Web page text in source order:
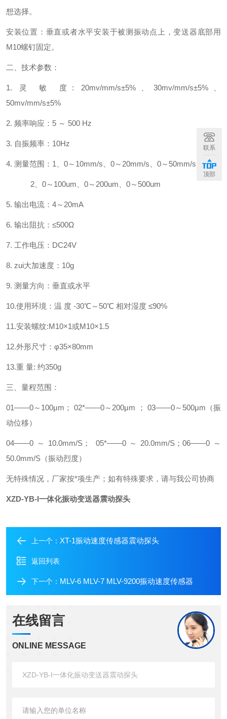
想选择。
安装位置：垂直或者水平安装于被测振动点上，变送器底部用
M10螺钉固定。
二、技术参数：
1. 灵 敏 度 : 20mv/mm/s±5%、 30mv/mm/s±5%、
50mv/mm/s±5%
2. 频率响应： 5 ～ 500 Hz
3. 自振频率： 10Hz
4. 测量范围： 1 0～ 10mm/s 0～ 20mm/s 0～ 50mm/s
2 0～ 100um 0～ 200um 0～ 500um
5. 输出电流： 4～ 20mA
6. 输出阻抗：≤500Ω
7. 工作电压： DC24V
8. zui大加速度： 10g
9. 测量方向：垂直或水平
10.使用环境：温 度 -30℃～ 50℃ 相对湿度 ≤90%
11.安装螺纹:M10×1或M10×1.5
12.外形尺寸：φ35×80mm
13.重 量: 约350g
三、量程范围：
01——0～ 100μm ； 02*——0～ 200μm ； 03——0～ 500μm （振
动位移）
04——0 ～ 10.0mm/S； 05*——0～ 20.0mm/S ；06——0 ～
50.0mm/S （振动烈度）
无特殊情况，厂家按*项生产；如有特殊要求，请与我公司协商
XZD-YB-I一体化振动变送器震动探头
上一个： XT-1振动速度传感器震动探头
返回列表
下一个： MLV-6 MLV-7 MLV-9200振动速度传感器
在线留言
ONLINE MESSAGE
联系
顶部